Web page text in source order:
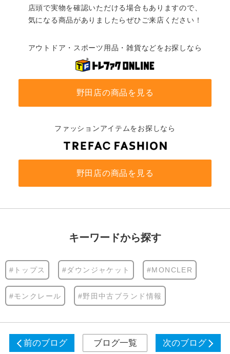
店頭で実物を確認いただける場合もありますので、
気になる商品がありましたらぜひご来店ください！
アウトドア・スポーツ用品・雑貨などをお探しなら
野田店の商品を見る
ファッションアイテムをお探しなら
野田店の商品を見る
キーワードから探す
#トップス #ダウンジャケット #MONCLER
#モンクレール #野田中古ブランド情報
前のブログ ブログ一覧 次のブログ